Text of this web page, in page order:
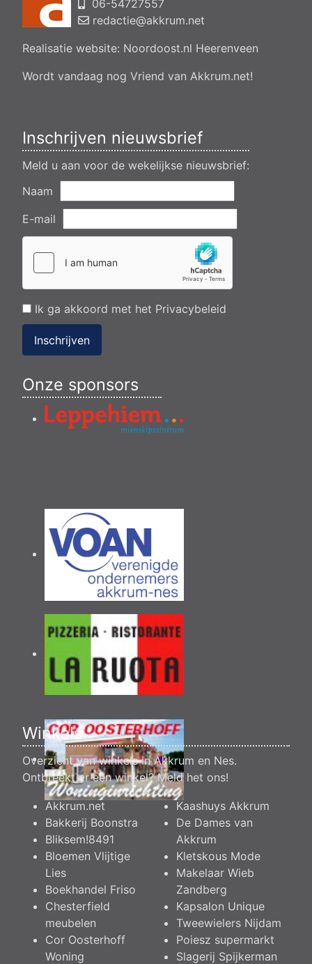
Aanvraag omgevingsvergunning, bouwen van een
bedrijfsverzamelgebouw, spikerboor naast nummer 11-1
Aanvraag omgevingsvergunning wateractiviteit wf-1009518
van een transformatorstation project nulelie Akkrum nabij de
06-54727557
redactie@akkrum.net
Realisatie website: Noordoost.nl Heerenveen
Wordt vandaag nog Vriend van Akkrum.net!
Inschrijven nieuwsbrief
Meld u aan voor de wekelijkse nieuwsbrief:
Naam
E-mail
Ik ga akkoord met het Privacybeleid
Inschrijven
Onze sponsors
Winkels
Overzicht van winkels in Akkrum en Nes.
Ontbreekt er een winkel?Meld het ons!
Akkrum.net
Bakkerij Boonstra
Bliksem!8491
Bloemen Vlijtige
Lies
Boekhandel Friso
Chesterfield
meubelen
Cor Oosterhoff
Woning
Kaashuys Akkrum
De Dames van
Akkrum
Kletskous Mode
Makelaar Wieb
Zandberg
Kapsalon Unique
Tweewielers Nijdam
Poiesz supermarkt
Slagerij Spijkerman